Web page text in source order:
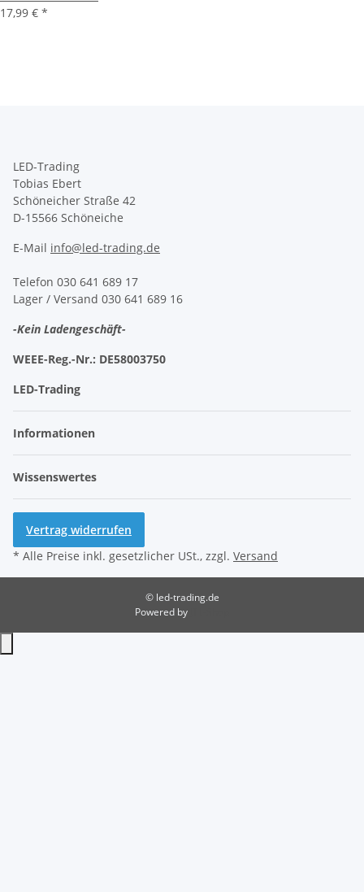
17,99 € *
LED-Trading
Tobias Ebert
Schöneicher Straße 42
D-15566 Schöneiche
E-Mail info@led-trading.de
Telefon 030 641 689 17
Lager / Versand 030 641 689 16
-Kein Ladengeschäft-
WEEE-Reg.-Nr.: DE58003750
LED-Trading
Informationen
Wissenswertes
Vertrag widerrufen
* Alle Preise inkl. gesetzlicher USt., zzgl. Versand
© led-trading.de
Powered by